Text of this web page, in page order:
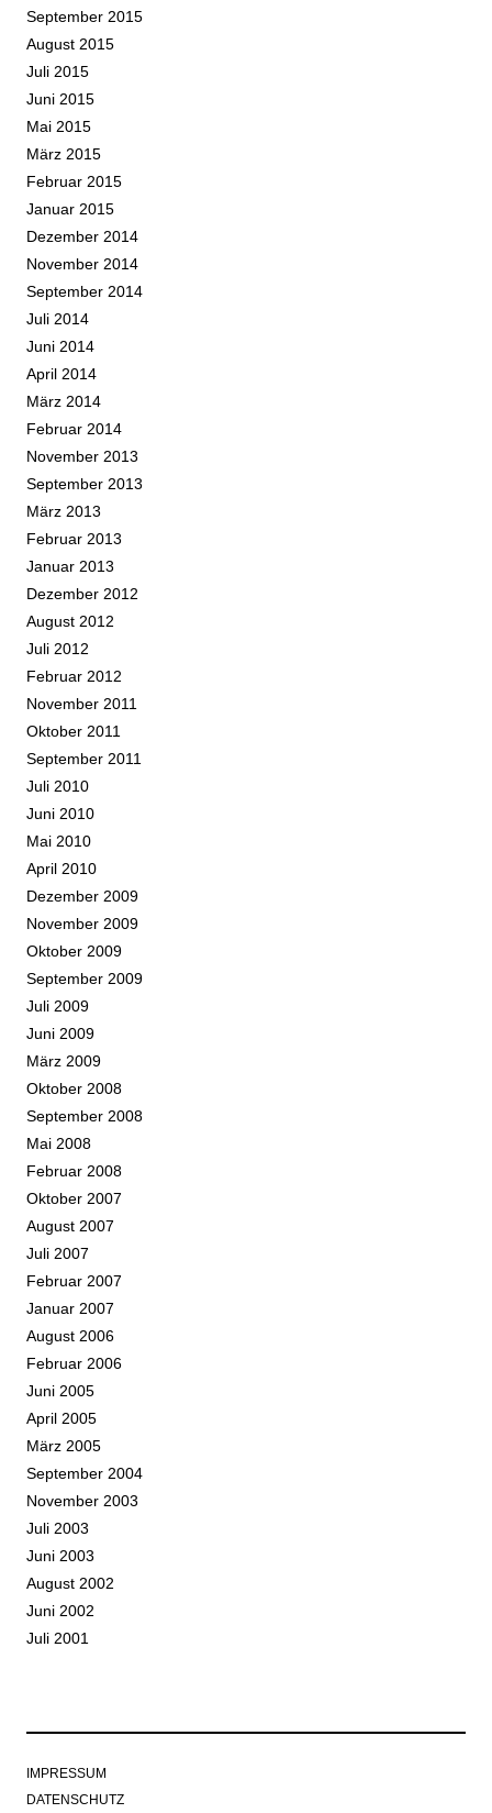
September 2015
August 2015
Juli 2015
Juni 2015
Mai 2015
März 2015
Februar 2015
Januar 2015
Dezember 2014
November 2014
September 2014
Juli 2014
Juni 2014
April 2014
März 2014
Februar 2014
November 2013
September 2013
März 2013
Februar 2013
Januar 2013
Dezember 2012
August 2012
Juli 2012
Februar 2012
November 2011
Oktober 2011
September 2011
Juli 2010
Juni 2010
Mai 2010
April 2010
Dezember 2009
November 2009
Oktober 2009
September 2009
Juli 2009
Juni 2009
März 2009
Oktober 2008
September 2008
Mai 2008
Februar 2008
Oktober 2007
August 2007
Juli 2007
Februar 2007
Januar 2007
August 2006
Februar 2006
Juni 2005
April 2005
März 2005
September 2004
November 2003
Juli 2003
Juni 2003
August 2002
Juni 2002
Juli 2001
IMPRESSUM
DATENSCHUTZ